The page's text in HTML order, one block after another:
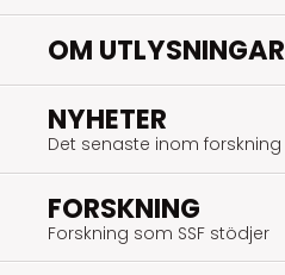
OM UTLYSNINGAR
NYHETER
Det senaste inom forskning
FORSKNING
Forskning som SSF stödjer